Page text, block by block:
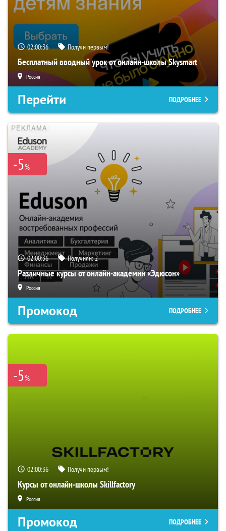
02:00:35 Получи первым!
Бесплатный вводный урок от онлайн-школы Skysmart
Россия
Перейти ПОДРОБНЕЕ
-5%
02:00:35 Получили:2
Различные курсы от онлайн-академии «Эдюсон»
Россия
Промокод ПОДРОБНЕЕ
-5%
02:00:35 Получи первым!
Курсы от онлайн-школы Skillfactory
Россия
Промокод ПОДРОБНЕЕ